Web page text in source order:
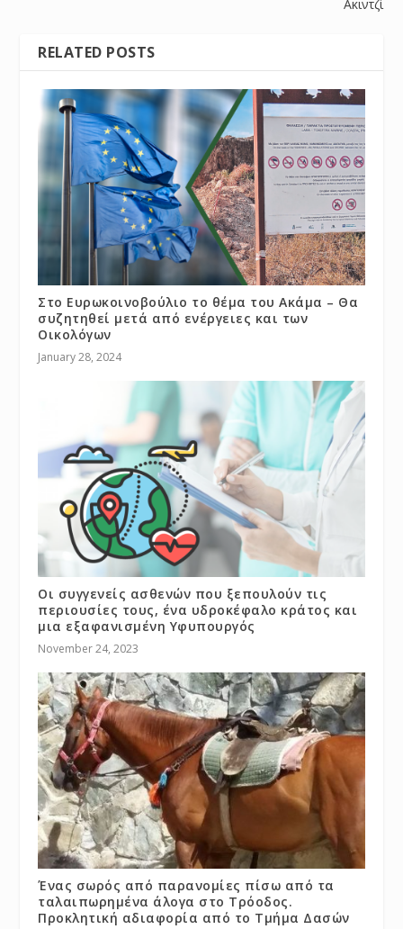
Ακιντζί
RELATED POSTS
Στο Ευρωκοινοβούλιο το θέμα του Ακάμα – Θα
συζητηθεί μετά από ενέργειες και των
Οικολόγων
January 28, 2024
Οι συγγενείς ασθενών που ξεπουλούν τις
περιουσίες τους, ένα υδροκέφαλο κράτος και
μια εξαφανισμένη Υφυπουργός
November 24, 2023
Ένας σωρός από παρανομίες πίσω από τα
ταλαιπωρημένα άλογα στο Τρόοδος.
Προκλητική αδιαφορία από το Τμήμα Δασών